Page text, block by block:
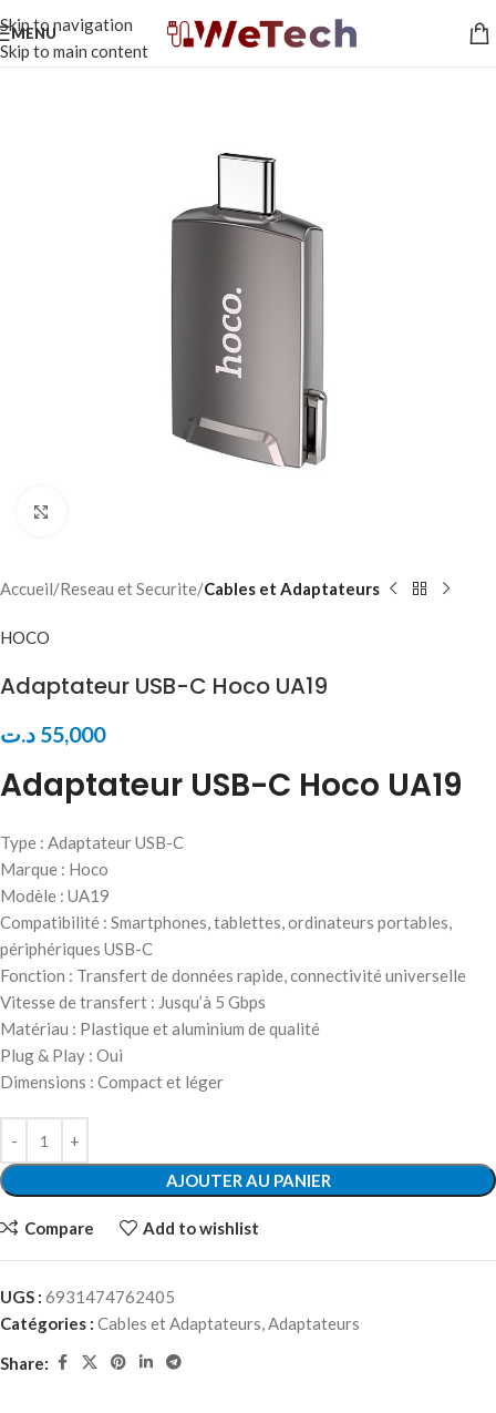
Skip to navigation
Skip to main content
MENU
Accueil Reseau et Securite Cables et Adaptateurs
HOCO
Adaptateur USB-C Hoco UA19
55,000 د.ت
Adaptateur USB-C Hoco UA19
Type : Adaptateur USB-C
Marque : Hoco
Modèle : UA19
Compatibilité : Smartphones, tablettes, ordinateurs portables,
périphériques USB-C
Fonction : Transfert de données rapide, connectivité universelle
Vitesse de transfert : Jusqu’à 5 Gbps
Matériau : Plastique et aluminium de qualité
Plug & Play : Oui
Dimensions : Compact et léger
AJOUTER AU PANIER
Compare Add to wishlist
UGS : 6931474762405
Catégories : Cables et Adaptateurs,Adaptateurs
Share: